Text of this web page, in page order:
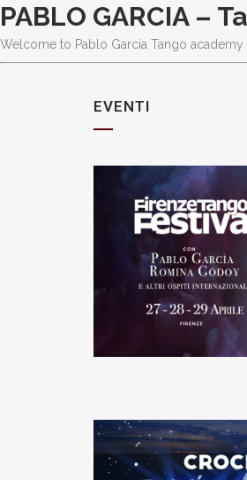
PABLO GARCIA –
Welcome to Pablo Garcia Tango academy
EVENTI